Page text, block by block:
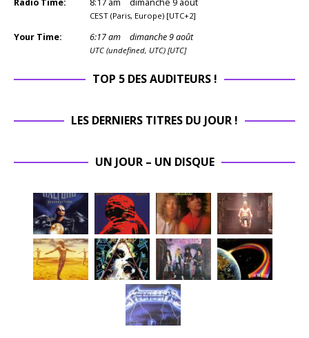
CEST (Paris, Europe) [UTC+2]
Your Time: 6:17am dimanche 9 août
UTC (undefined, UTC) [UTC]
TOP 5 DES AUDITEURS !
LES DERNIERS TITRES DU JOUR !
UN JOUR – UN DISQUE